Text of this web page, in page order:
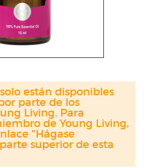
están disponibles
parte de los
Living. Para
de Young Living,
"Hágase
superior de esta